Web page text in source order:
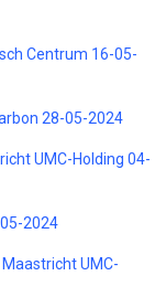
Centrum 16-05-
28-05-2024
UMC-Holding 04-
2024
UMC-